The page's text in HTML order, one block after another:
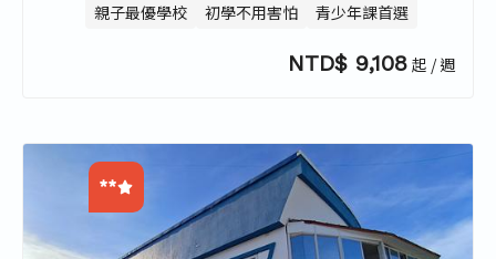
親子最優學校 初學不用害怕 青少年課首選
NTD$ 9,108 起 / 週
**
0.0